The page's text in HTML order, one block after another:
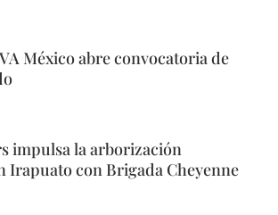
México abre convocatoria de
impulsa la arborización
Irapuato con Brigada Cheyenne